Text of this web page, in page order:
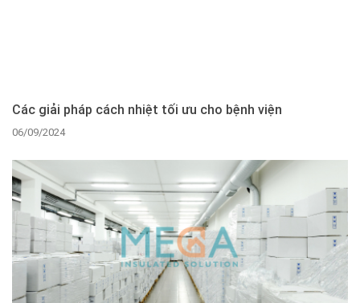
Các giải pháp cách nhiệt tối ưu cho bệnh viện
06/09/2024